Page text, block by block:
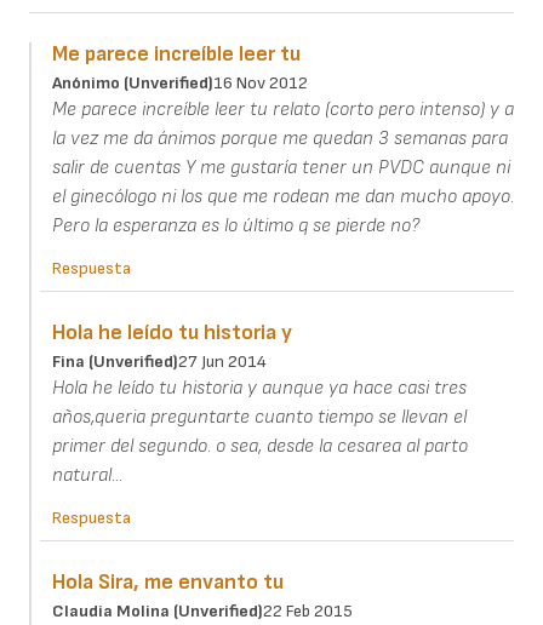
Me parece increíble leer tu
Anónimo (unverified)16 Nov 2012
Me parece increíble leer tu relato (corto pero intenso) y a
la vez me da ánimos porque me quedan 3 semanas para
salir de cuentas Y me gustaría tener un PVDC aunque ni
el ginecólogo ni los que me rodean me dan mucho apoyo.
Pero la esperanza es lo último q se pierde no?
Respuesta
Hola he leído tu historia y
Fina (unverified)27 Jun 2014
Hola he leído tu historia y aunque ya hace casi tres
años,queria preguntarte cuanto tiempo se llevan el
primer del segundo. o sea, desde la cesarea al parto
natural...
Respuesta
Hola Sira, me envanto tu
Claudia Molina (unverified)22 Feb 2015